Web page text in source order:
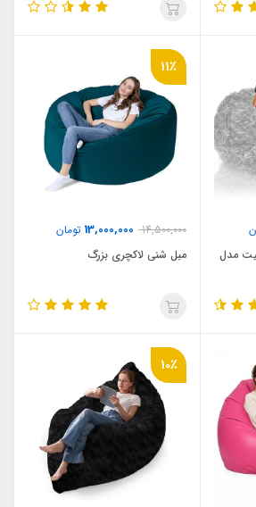
مدل
11٪
14,500,000
13,000,000 تومان
مبل شنی لاکچری بزرگ
10٪